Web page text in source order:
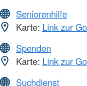
Seniorenhilfe
Karte: Link zur
Spenden
Karte: Link zur
Suchdienst